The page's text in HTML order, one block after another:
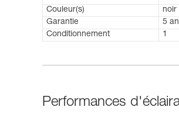
Couleur(s)
noir
Garantie
5
Conditionnement
1
Performances